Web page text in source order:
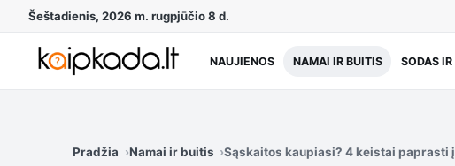
Šeštadienis, 2026 m. rugpjūčio 8 d.
NAUJIENOS NAMAI IR BUITIS SODAS
Pradžia Namai ir buitis Sąskaitos kaupiasi? 4 keistai